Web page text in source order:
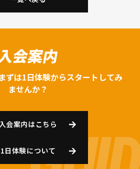
会案内
ずは1日体験からスタートしてみ
ませんか？
会案内はこちら
1日体験について